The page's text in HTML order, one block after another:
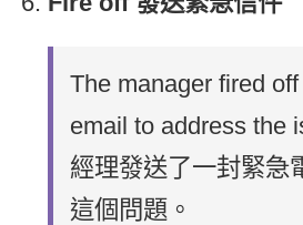
The manager fired
email to address the
經理發送了一封緊急
這個問題。